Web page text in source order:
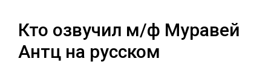
Кто озвучил м/ф Муравей
Антц на русском